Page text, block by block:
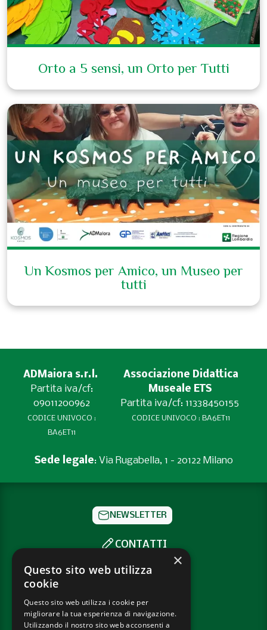
Orto a 5 sensi, un Orto per Tutti
Un Kosmos per Amico, un Museo per
tutti
ADMaiora s.r.l.
Partita iva/cf:
09011200962
CODICE UNIVOCO :
BA6ET11
Associazione Didattica
Museale ETS
Partita iva/cf: 11338450155
CODICE UNIVOCO : BA6ET11
Sede legale: Via Rugabella, 1 - 20122 Milano
NEWSLETTER
CONTATTI
SOCIAL
PRIVACY POLICY
COOKIE POLICY
×
Questo sito web utilizza
cookie
Questo sito web utilizza i cookie per
migliorare la tua esperienza di navigazione.
Utilizzando il nostro sito web acconsenti a